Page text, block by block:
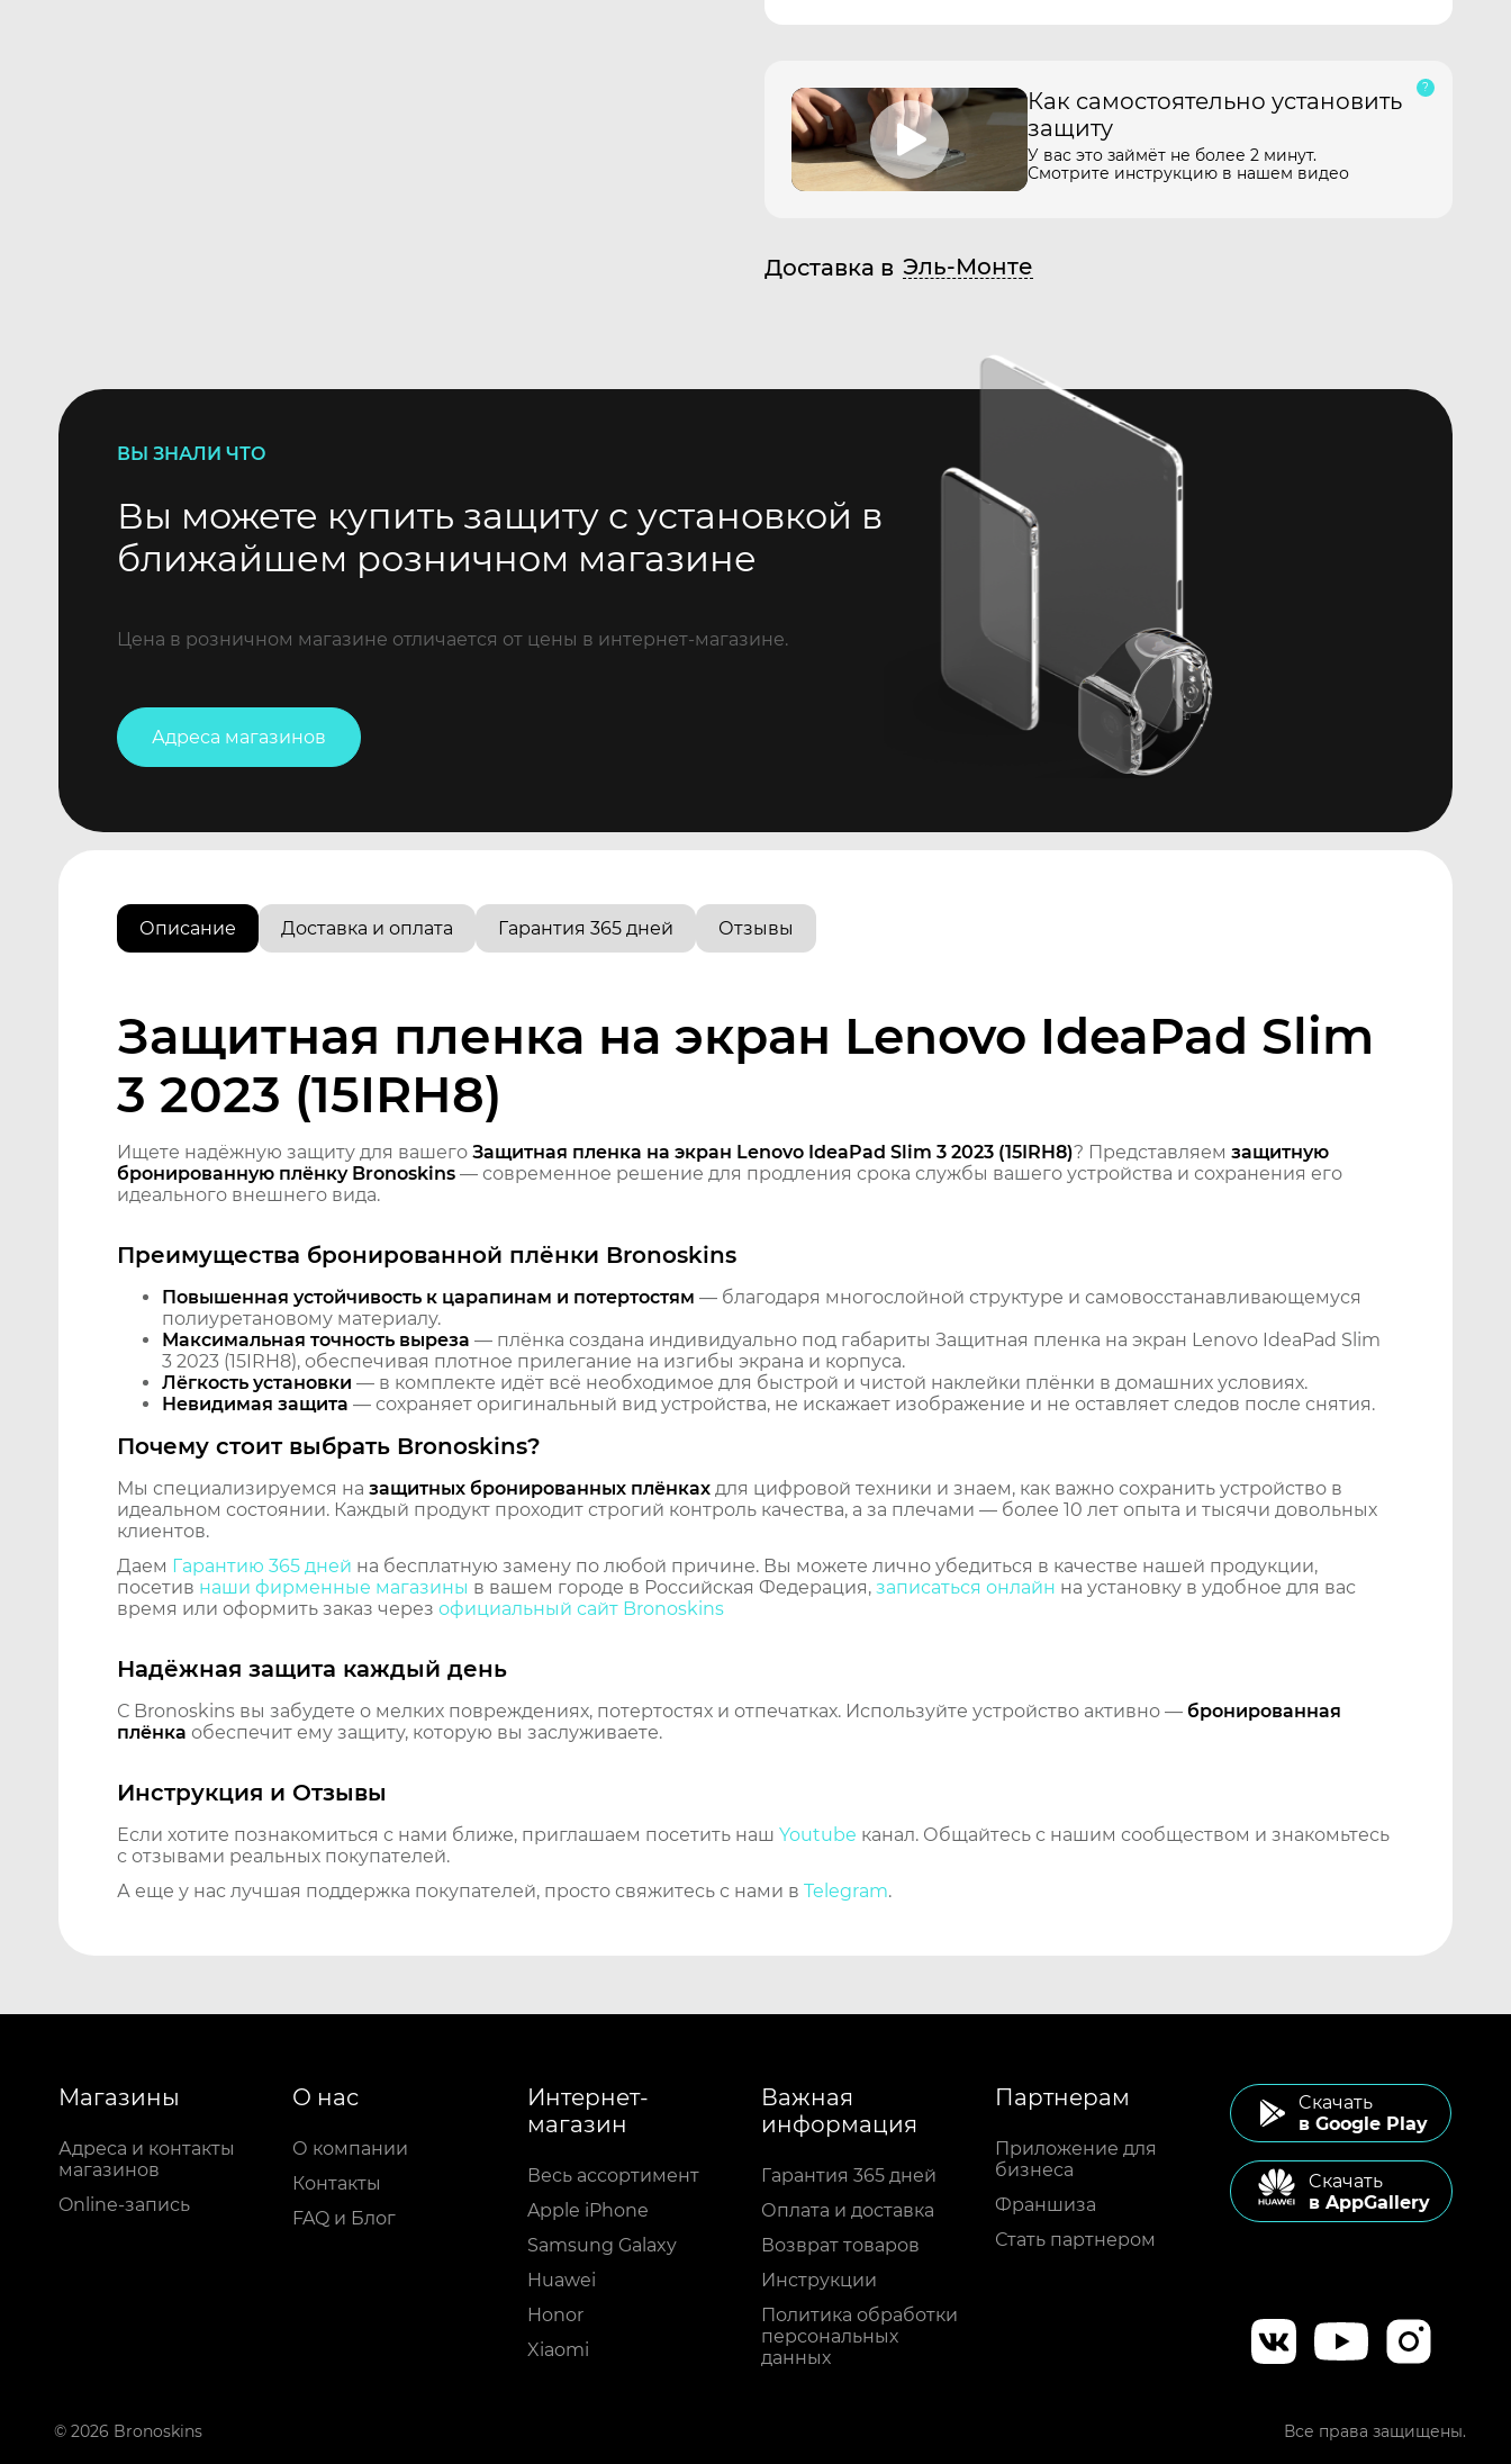
Как самостоятельно установить
защиту
У вас это займёт не более 2 минут.
Смотрите инструкцию в нашем видео
Доставка в Эль-Монте
ВЫ ЗНАЛИ ЧТО
Вы можете купить защиту с установкой в
ближайшем розничном магазине
Цена в розничном магазине отличается от цены в интернет-магазине.
Адреса магазинов
Описание Доставка и оплата Гарантия 365 дней Отзывы
Защитная пленка на экран Lenovo IdeaPad Slim
3 2023 (15IRH8)
Ищете надёжную защиту для вашего Защитная пленка на экран Lenovo IdeaPad Slim 3 2023 (15IRH8)? Представляем защитную
бронированную плёнку Bronoskins — современное решение для продления срока службы вашего устройства и сохранения его
идеального внешнего вида.
Преимущества бронированной плёнки Bronoskins
Повышенная устойчивость к царапинам и потертостям — благодаря многослойной структуре и самовосстанавливающемуся
полиуретановому материалу.
Максимальная точность выреза — плёнка создана индивидуально под габариты Защитная пленка на экран Lenovo IdeaPad Slim
3 2023 (15IRH8), обеспечивая плотное прилегание на изгибы экрана и корпуса.
Лёгкость установки — в комплекте идёт всё необходимое для быстрой и чистой наклейки плёнки в домашних условиях.
Невидимая защита — сохраняет оригинальный вид устройства, не искажает изображение и не оставляет следов после снятия.
Почему стоит выбрать Bronoskins?
Мы специализируемся на защитных бронированных плёнках для цифровой техники и знаем, как важно сохранить устройство в
идеальном состоянии. Каждый продукт проходит строгий контроль качества, а за плечами — более 10 лет опыта и тысячи довольных
клиентов.
Даем Гарантию 365 дней на бесплатную замену по любой причине. Вы можете лично убедиться в качестве нашей продукции,
посетив наши фирменные магазины в вашем городе в Российская Федерация, записаться онлайн на установку в удобное для вас
время или оформить заказ через официальный сайт Bronoskins
Надёжная защита каждый день
С Bronoskins вы забудете о мелких повреждениях, потертостях и отпечатках. Используйте устройство активно — бронированная
плёнка обеспечит ему защиту, которую вы заслуживаете.
Инструкция и Отзывы
Если хотите познакомиться с нами ближе, приглашаем посетить наш Youtube канал. Общайтесь с нашим сообществом и знакомьтесь
с отзывами реальных покупателей.
А еще у нас лучшая поддержка покупателей, просто свяжитесь с нами в Telegram.
Магазины
Адреса и контакты
магазинов
Online-запись
О нас
О компании
Контакты
FAQ и Блог
Интернет-
магазин
Весь ассортимент
Apple iPhone
Samsung Galaxy
Huawei
Honor
Xiaomi
Важная
информация
Гарантия 365 дней
Оплата и доставка
Возврат товаров
Инструкции
Политика обработки
персональных
данных
Партнерам
Приложение для
бизнеса
Франшиза
Стать партнером
Cкачать
в Google Play
Cкачать
в AppGallery
© 2026 Bronoskins Все права защищены.